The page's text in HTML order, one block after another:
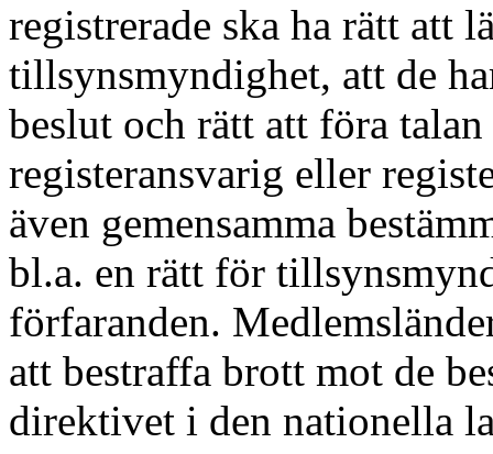
registrerade ska ha rätt att
tillsynsmyndighet, att de
beslut och rätt att föra
registeransvarig eller
även gemensamma
bl.a. en rätt för
förfaranden.
att bestraffa brott mot de
direktivet i den nationella